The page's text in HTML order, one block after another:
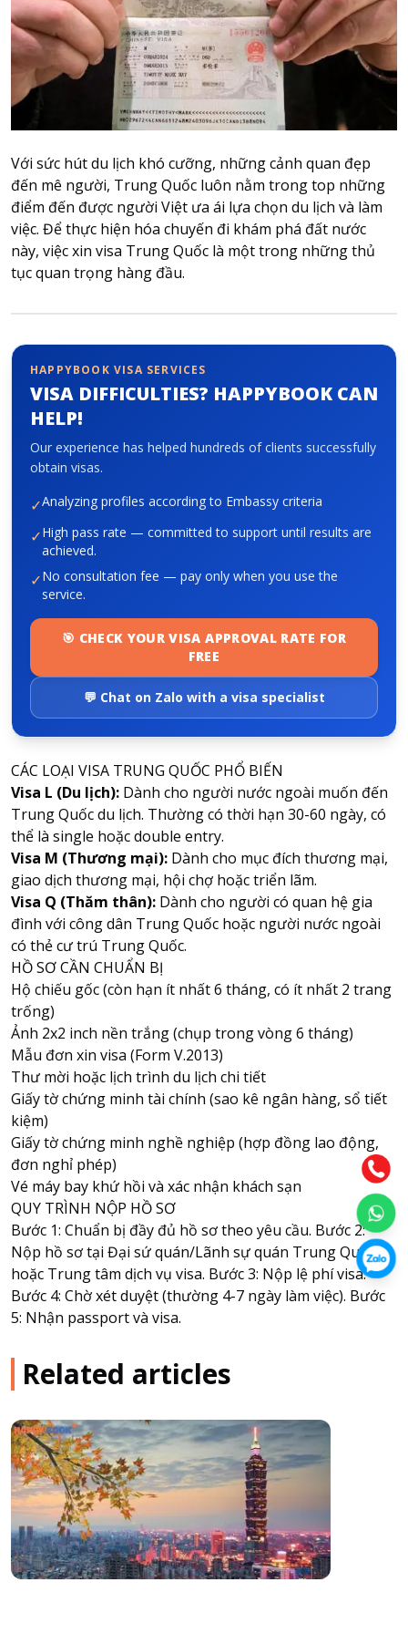
Travel SIM
Vietnam travel SIM
International travel SIM
Tours
International Tours
Yacht
For you
Register as a collaborator
Terms of Use
Privacy Policy
About HappyBook
News
Contact us
Với sức hút du lịch khó cưỡng, những cảnh quan đẹp
đến mê người, Trung Quốc luôn nằm trong top những
điểm đến được người Việt ưa ái lựa chọn du lịch và làm
việc. Để thực hiện hóa chuyến đi khám phá đất nước
này, việc xin visa Trung Quốc là một trong những thủ
tục quan trọng hàng đầu.
HAPPYBOOK VISA SERVICES
VISA DIFFICULTIES? HAPPYBOOK CAN
HELP!
Our experience has helped hundreds of clients successfully
obtain visas.
✓Analyzing profiles according to Embassy criteria
✓High pass rate — committed to support until results are
achieved.
✓No consultation fee — pay only when you use the
service.
🎯 CHECK YOUR VISA APPROVAL RATE FOR
FREE
💬 Chat on Zalo with a visa specialist
CÁC LOẠI VISA TRUNG QUỐC PHỔ BIẾN
Visa L (Du lịch): Dành cho người nước ngoài muốn đến
Trung Quốc du lịch. Thường có thời hạn 30-60 ngày, có
thể là single hoặc double entry.
Visa M (Thương mại): Dành cho mục đích thương mại,
giao dịch thương mại, hội chợ hoặc triển lãm.
Visa Q (Thăm thân): Dành cho người có quan hệ gia
đình với công dân Trung Quốc hoặc người nước ngoài
có thẻ cư trú Trung Quốc.
HỒ SƠ CẦN CHUẨN BỊ
Hộ chiếu gốc (còn hạn ít nhất 6 tháng, có ít nhất 2 trang
trống)
Ảnh 2x2 inch nền trắng (chụp trong vòng 6 tháng)
Mẫu đơn xin visa (Form V.2013)
Thư mời hoặc lịch trình du lịch chi tiết
Giấy tờ chứng minh tài chính (sao kê ngân hàng, sổ tiết
kiệm)
Giấy tờ chứng minh nghề nghiệp (hợp đồng lao động,
đơn nghỉ phép)
Vé máy bay khứ hồi và xác nhận khách sạn
QUY TRÌNH NỘP HỒ SƠ
Bước 1: Chuẩn bị đầy đủ hồ sơ theo yêu cầu. Bước 2:
Nộp hồ sơ tại Đại sứ quán/Lãnh sự quán Trung Quốc
hoặc Trung tâm dịch vụ visa. Bước 3: Nộp lệ phí visa.
Bước 4: Chờ xét duyệt (thường 4-7 ngày làm việc). Bước
5: Nhận passport và visa.
Related articles